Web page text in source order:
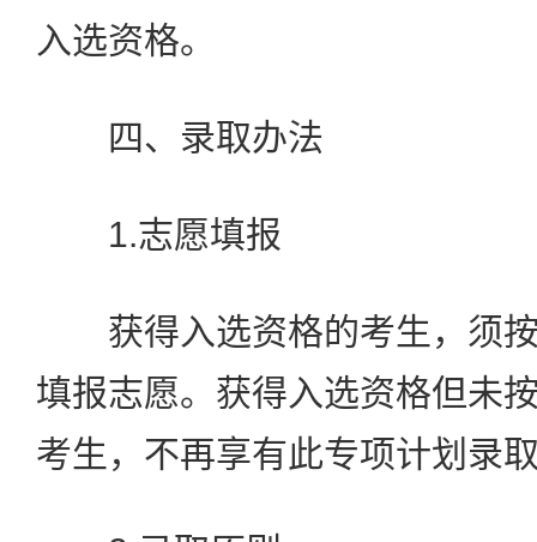
入选资格。
四、录取办法
1.志愿填报
获得入选资格的考生，须按
填报志愿。获得入选资格但未
考生，不再享有此专项计划录